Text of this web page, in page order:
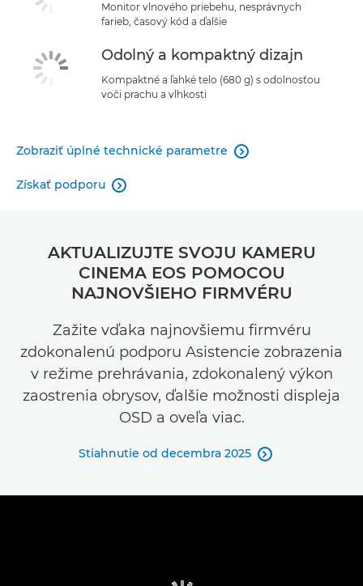
Monitor vlnového priebehu, nesprávnych
farieb, časový kód a ďalšie
Odolný a kompaktný dizajn
Kompaktné a ľahké telo (680 g) s odolnosťou
voči prachu a vlhkosti
Zobraziť úplné technické parametre 
Získať podporu 
AKTUALIZUJTE SVOJU KAMERU
CINEMA EOS POMOCOU
NAJNOVŠIEHO FIRMVÉRU
Zažite vďaka najnovšiemu firmvéru
zdokonalenú podporu Asistencie zobrazenia
v režime prehrávania, zdokonalený výkon
zaostrenia obrysov, ďalšie možnosti displeja
OSD a oveľa viac.
Stiahnutie od decembra 2025 